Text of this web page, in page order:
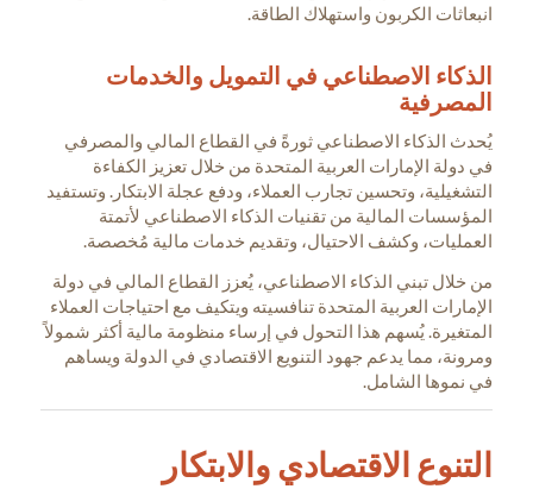
انبعاثات الكربون واستهلاك الطاقة.
الذكاء الاصطناعي في التمويل والخدمات
المصرفية
يُحدث الذكاء الاصطناعي ثورةً في القطاع المالي والمصرفي
في دولة الإمارات العربية المتحدة من خلال تعزيز الكفاءة
التشغيلية، وتحسين تجارب العملاء، ودفع عجلة الابتكار. وتستفيد
المؤسسات المالية من تقنيات الذكاء الاصطناعي لأتمتة
العمليات، وكشف الاحتيال، وتقديم خدمات مالية مُخصصة.
من خلال تبني الذكاء الاصطناعي، يُعزز القطاع المالي في دولة
الإمارات العربية المتحدة تنافسيته ويتكيف مع احتياجات العملاء
المتغيرة. يُسهم هذا التحول في إرساء منظومة مالية أكثر شمولاً
ومرونة، مما يدعم جهود التنويع الاقتصادي في الدولة ويساهم
في نموها الشامل.
التنوع الاقتصادي والابتكار